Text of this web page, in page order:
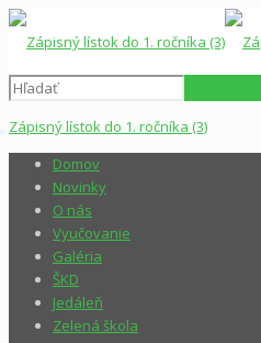
Zápisný lístok do 1. ročníka (3)
Domov
Novinky
O nás
Vyučovanie
Galéria
ŠKD
Jedáleň
Zelená škola